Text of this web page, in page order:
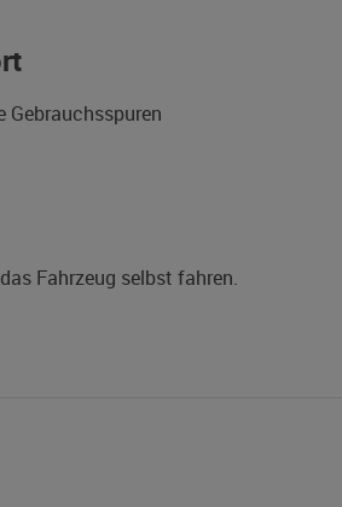
Gebrauchsspuren
Fahrzeug selbst fahren.